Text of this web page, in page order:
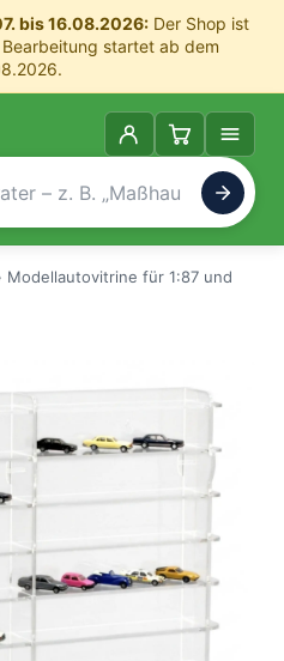
bis 16.08.2026: Der Shop ist
startet ab dem
Modellautovitrine für 1:87 und